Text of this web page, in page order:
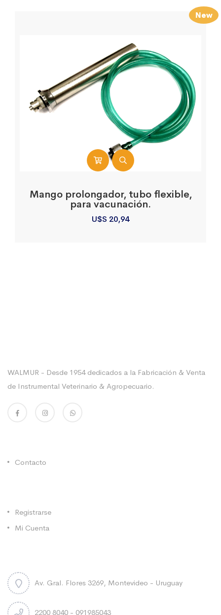
Mango prolongador, tubo flexible,
para vacunación.
U$S 20,94
New
WALMUR - Desde 1954 dedicados a la Fabricación & Venta
de Instrumental Veterinario & Agropecuario.
Contacto
Registrarse
Mi Cuenta
Av. Gral. Flores 3269, Montevideo - Uruguay
2200 8040 - 091985043